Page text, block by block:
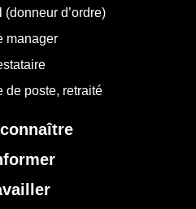
(donneur d’ordre)
manager
de poste, retraité